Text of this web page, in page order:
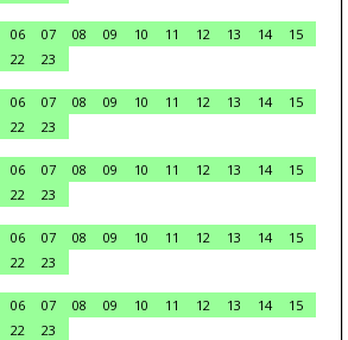
06 07 08 09 10 11 12 13 14
15
22
23
06 07 08 09 10 11 12 13 14
15
22
23
06 07 08 09 10 11 12 13 14
15
22
23
06 07 08 09 10 11 12 13 14
15
22
23
06 07 08 09 10 11 12 13 14
15
22
23